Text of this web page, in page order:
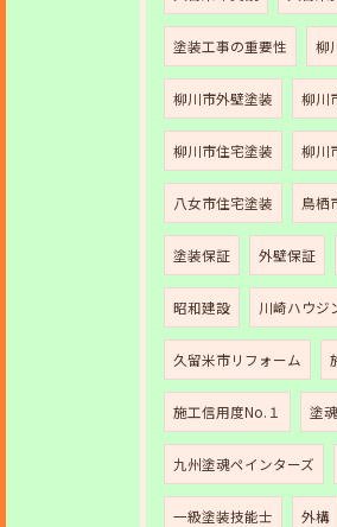
塗装工事の重要性 柳
柳川市外壁塗装 柳川
柳川市住宅塗装 柳川
八女市住宅塗装 鳥栖
塗装保証 外壁保証
昭和建設 川崎ハウジ
久留米市リフォーム
施工信用度No.１ 塗
九州塗魂ペインターズ
一級塗装技能士 外構